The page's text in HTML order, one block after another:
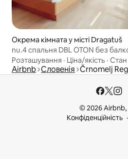
Окрема кімната у місті Dragatuš
nu.4 спальня DBL OTON без
Розташування · Ціна/якість · Стан
Airbnb Словенія Črnomelj
© 2026 Airbnb,
Конфіденційність